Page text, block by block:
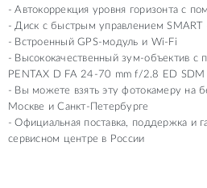
Автокоррекция уровня горизонта с
Диск с быстрым управлением SMART
Встроенный GPS-модуль и Wi-Fi
Высококачественный зум-объектив с
PENTAX D FA 24-70 mm f/2.8 ED SDM
Вы можете взять эту фотокамеру на
Москве и Санкт-Петербурге
Официальная поставка, поддержка и
сервисном центре в России